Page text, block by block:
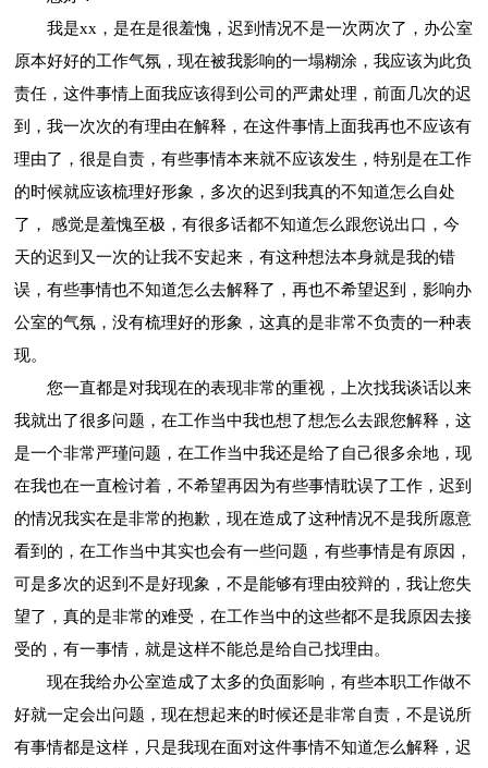
我是xx，是在是很羞愧，迟到情况不是一次两次了，办公室
原本好好的工作气氛，现在被我影响的一塌糊涂，我应该为此负
责任，这件事情上面我应该得到公司的严肃处理，前面几次的迟
到，我一次次的有理由在解释，在这件事情上面我再也不应该有
理由了，很是自责，有些事情本来就不应该发生，特别是在工作
的时候就应该梳理好形象，多次的迟到我真的不知道怎么自处
了， 感觉是羞愧至极，有很多话都不知道怎么跟您说出口，今
天的迟到又一次的让我不安起来，有这种想法本身就是我的错
误，有些事情也不知道怎么去解释了，再也不希望迟到，影响办
公室的气氛，没有梳理好的形象，这真的是非常不负责的一种表
现。
您一直都是对我现在的表现非常的重视，上次找我谈话以来
我就出了很多问题，在工作当中我也想了想怎么去跟您解释，这
是一个非常严瑾问题，在工作当中我还是给了自己很多余地，现
在我也在一直检讨着，不希望再因为有些事情耽误了工作，迟到
的情况我实在是非常的抱歉，现在造成了这种情况不是我所愿意
看到的，在工作当中其实也会有一些问题，有些事情是有原因，
可是多次的迟到不是好现象，不是能够有理由狡辩的，我让您失
望了，真的是非常的难受，在工作当中的这些都不是我原因去接
受的，有一事情，就是这样不能总是给自己找理由。
现在我给办公室造成了太多的负面影响，有些本职工作做不
好就一定会出问题，现在想起来的时候还是非常自责，不是说所
有事情都是这样，只是我现在面对这件事情不知道怎么解释，迟